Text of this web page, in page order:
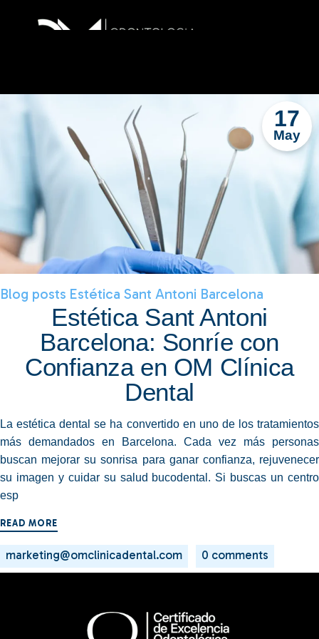
17
May
Blog posts Estética Sant Antoni Barcelona
Estética Sant Antoni
Barcelona: Sonríe con
Confianza en OM Clínica
Dental
La estética dental se ha convertido en uno de los tratamientos
más demandados en Barcelona. Cada vez más personas
buscan mejorar su sonrisa para ganar confianza, rejuvenecer
su imagen y cuidar su salud bucodental. Si buscas un centro
esp
READ MORE
marketing@omclinicadental.com 0 comments